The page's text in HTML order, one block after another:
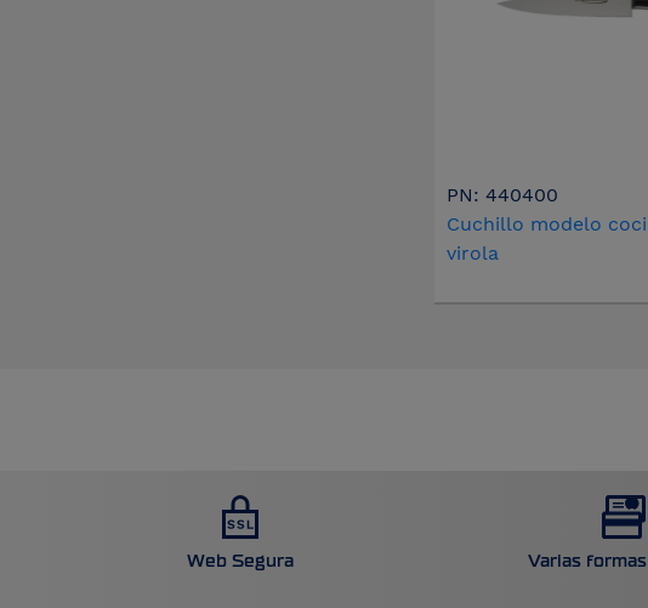
PN: 440400
Cuchillo modelo
virola
Web Segura Varias